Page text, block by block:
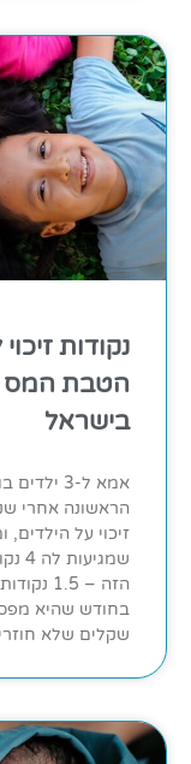
נקודות
הטבת המס
בישראל
אמא ל-3
זיכוי על
שקלים שלא